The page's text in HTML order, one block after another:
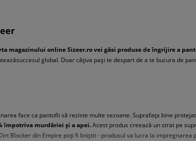
magazinului online Sizeer.ro vei găsi produse de îngrijire a
global. Doar câțiva pași te despart de a te bucura de
face ca pantofii să reziste multe sezoane. Suprafața bine
împotriva murdăriei și a apei.Acest produs creează un strat pe
Blocker din Empire poți fi liniștit - produsul va lucra la